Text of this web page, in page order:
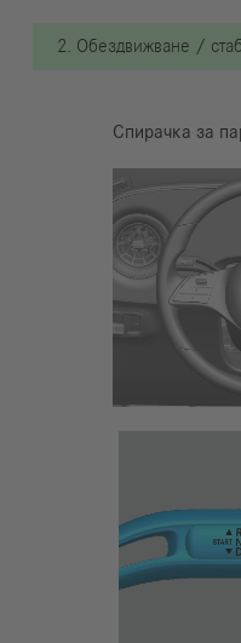
2. Обездвижване /
Спирачка за